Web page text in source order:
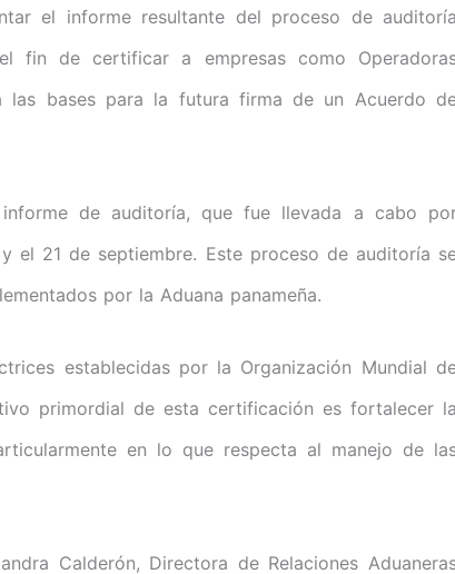
el informe resultante del proceso de
fin de certificar a empresas como
las bases para la futura firma de un Acuerdo
de auditoría, que fue llevada a cabo
el 21 de septiembre. Este proceso de auditoría
por la Aduana panameña.
establecidas por la Organización Mundial
primordial de esta certificación es fortalecer
en lo que respecta al manejo de
Calderón, Directora de Relaciones